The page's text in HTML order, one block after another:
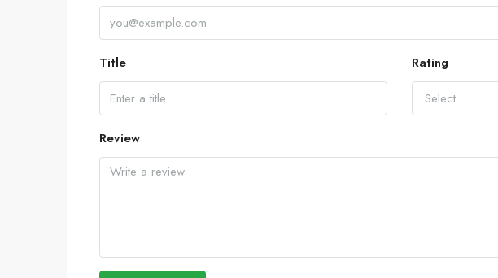
Title
Rating
Select
Review